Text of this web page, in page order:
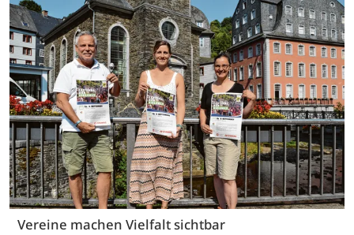
Vereine machen Vielfalt sichtbar